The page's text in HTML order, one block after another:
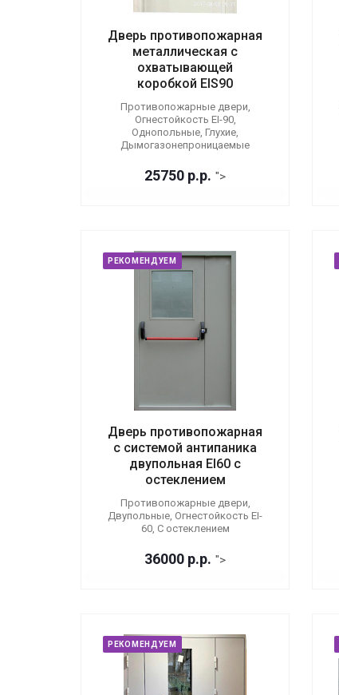
Дверь противопожарная
металлическая с
охватывающей
коробкой EIS90
Противопожарные двери,
Огнестойкость EI-90,
Однопольные, Глухие,
Дымогазонепроницаемые
25750 р.р. ">
РЕКОМЕНДУЕМ
Дверь противопожарная
с системой антипаника
двупольная EI60 с
остеклением
Противопожарные двери,
Двупольные, Огнестойкость EI-
60, С остеклением
36000 р.р. ">
РЕКОМЕНДУЕМ